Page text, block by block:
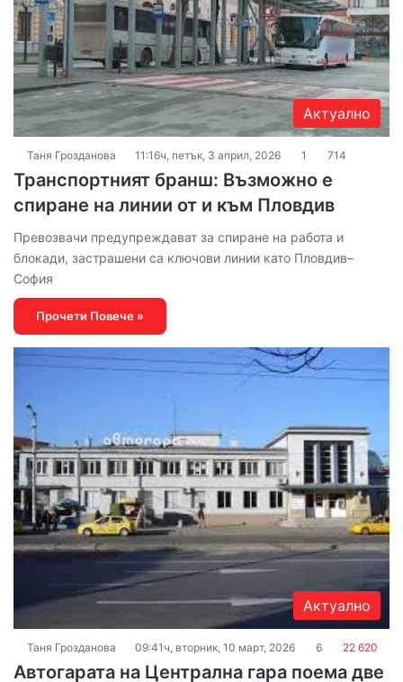
Актуално
Таня Грозданова 11:16ч, петък, 3 април, 2026 1 714
Транспортният бранш: Възможно е
спиране на линии от и към Пловдив
Превозвачи предупреждават за спиране на работа и
блокади, застрашени са ключови линии като Пловдив–
София
Прочети Повече »
Актуално
Таня Грозданова 09:41ч, вторник, 10 март, 2026 6 22 620
Автогарата на Централна гара поема две